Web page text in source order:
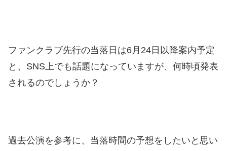
ファンクラブ先行の当落日は6月24日以降案内予定
と、SNS上でも話題になっていますが、何時頃発表
されるのでしょうか？
過去公演を参考に、当落時間の予想をしたいと思い